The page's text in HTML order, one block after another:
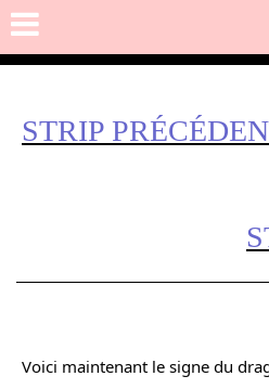
STRIP
Voici maintenant le signe du